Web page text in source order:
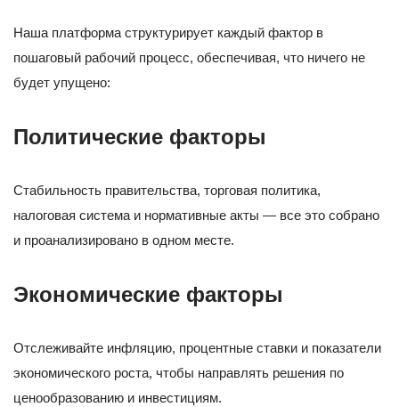
Наша платформа структурирует каждый фактор в
пошаговый рабочий процесс, обеспечивая, что ничего не
будет упущено:
Политические факторы
Стабильность правительства, торговая политика,
налоговая система и нормативные акты — все это собрано
и проанализировано в одном месте.
Экономические факторы
Отслеживайте инфляцию, процентные ставки и показатели
экономического роста, чтобы направлять решения по
ценообразованию и инвестициям.